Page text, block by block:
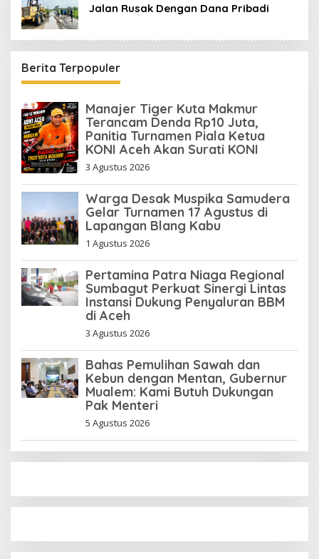
Jalan Rusak Dengan Dana Pribadi
Berita Terpopuler
Manajer Tiger Kuta Makmur
Terancam Denda Rp10 Juta,
Panitia Turnamen Piala Ketua
KONI Aceh Akan Surati KONI
3 Agustus 2026
Warga Desak Muspika Samudera
Gelar Turnamen 17 Agustus di
Lapangan Blang Kabu
1 Agustus 2026
Pertamina Patra Niaga Regional
Sumbagut Perkuat Sinergi Lintas
Instansi Dukung Penyaluran BBM
di Aceh
3 Agustus 2026
Bahas Pemulihan Sawah dan
Kebun dengan Mentan, Gubernur
Mualem: Kami Butuh Dukungan
Pak Menteri
5 Agustus 2026